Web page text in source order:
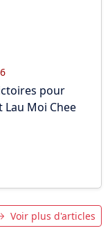
pour
Lau Moi Chee
Voir plus d'articles